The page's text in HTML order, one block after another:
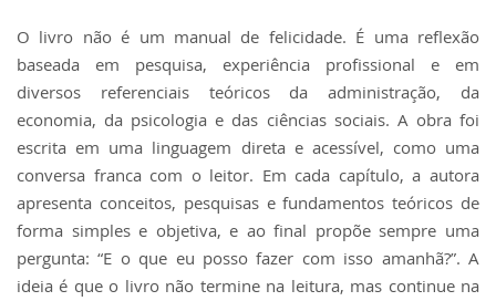
O livro não é um manual de felicidade. É uma reflexão
baseada em pesquisa, experiência profissional e em
diversos referenciais teóricos da administração, da
economia, da psicologia e das ciências sociais. A obra foi
escrita em uma linguagem direta e acessível, como uma
conversa franca com o leitor. Em cada capítulo, a autora
apresenta conceitos, pesquisas e fundamentos teóricos de
forma simples e objetiva, e ao final propõe sempre uma
pergunta: “E o que eu posso fazer com isso amanhã?”. A
ideia é que o livro não termine na leitura, mas continue na